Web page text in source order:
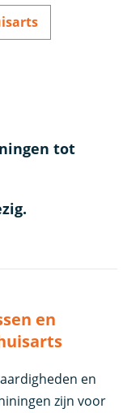
tot
en
en
zijn voor